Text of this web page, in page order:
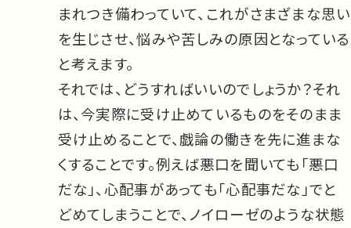
まれつき備わっていて、これがさまざまな思い
を生じさせ、悩みや苦しみの原因となっている
と考えます。
それでは、どうすればいいのでしょうか？それ
は、今実際に受け止めているものをそのまま
受け止めることで、戯論の働きを先に進まな
くすることです。例えば悪口を聞いても「悪口
だな」、心配事があっても「心配事だな」でと
どめてしまうことで、ノイローゼのような状態